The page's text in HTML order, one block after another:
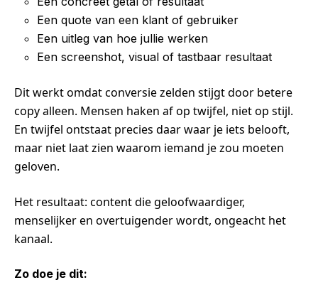
Een quote van een klant of gebruiker
Een uitleg van hoe jullie werken
Een screenshot, visual of tastbaar resultaat
Dit werkt omdat conversie zelden stijgt door betere
copy alleen. Mensen haken af op twijfel, niet op stijl.
En twijfel ontstaat precies daar waar je iets belooft,
maar niet laat zien waarom iemand je zou moeten
geloven.
Het resultaat: content die geloofwaardiger,
menselijker en overtuigender wordt, ongeacht het
kanaal.
Zo doe je dit: